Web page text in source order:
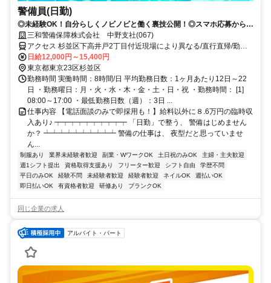
警備員(日勤)
◎未経験OK！自分らしくノビノビと働く裏技公開！◎スマホ応募から電
話面接で最短15分で内定！
三和警備保障株式会社 中野支社(067)
アクセス 杉並区下高井戸2丁目付近現場により異なる/直行直帰/勤務
地相談可■電話面接■来社不要
日給12,000円～15,400円
東京都東京23区杉並区
勤務時間 実働時間：8時間/日 平均勤務日数：1ヶ月あたり12日～22
日 ・勤務曜日：月・火・水・木・金・土・日・祝 ・勤務時間： [1]
08:00～17:00 ・最低勤務日数（週）：3日 ...
仕事内容 【電話面談のみで即採用も！】給料以外に８.6万円の臨時収
入あり♪ ┯┯┯┯┯┯┯┯┯┯ 「日勤」で整う、 警備はじめません
か？ ┷┷┷┷┷┷┷┷┷┷ 警備の仕事は、 夜型だと思っていませ
ん...
制服あり 業界未経験者歓迎 副業・WワークOK 土日祝のみOK
主婦・主夫歓迎
週1シフト提出
資格取得支援あり フリーター歓迎 シフト自由
学歴不問
平日のみOK
経験不問 未経験者歓迎 経験者歓迎 ネイルOK
週払いOK
即日払いOK
有資格者歓迎 研修あり ブランクOK
同じ企業の求人
アルバイト・パート